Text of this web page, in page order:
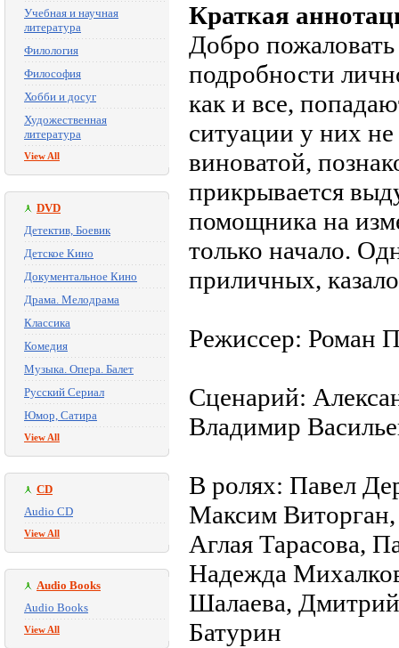
Учебная и научная
литература
Филология
Философия
Хобби и досуг
Художественная
литература
View All
DVD
Детектив, Боевик
Детское Кино
Документальное Кино
Драма. Мелодрама
Классика
Комедия
Музыка. Опера. Балет
Русский Сериал
Юмор, Сатира
View All
CD
Audio CD
View All
Audio Books
Audio Books
View All
Краткая
Добро
подробности
как и все,
ситуации у них
виноватой,
прикрывается
помощника на
только начало.
приличных,
Режиссер: Роман
Сценарий:
Владимир
В ролях: Павел
Максим
Аглая Тарасова,
Надежда
Шалаева,
Батурин